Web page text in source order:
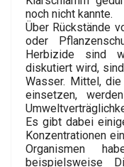
noch nicht kannte.
Über Rückstände
oder
Herbizide sind
diskutiert wird,
Wasser. Mittel,
einsetzen,
Es gibt dabei
Konzentrationen
Organismen
beispielsweise